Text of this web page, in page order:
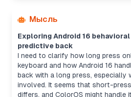
Мысль
Exploring Android 16
predictive back
I need to clarify how long press
keyboard and how Android 16
back with a long press, especially
involved. It seems that short-
differs, and ColorOS might handle